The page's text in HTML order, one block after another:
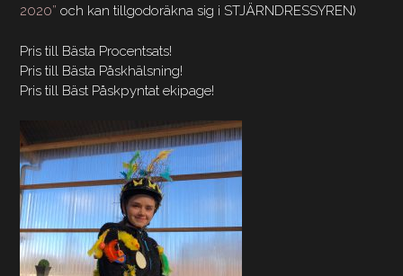
2020” och kan tillgodoräkna sig i STJÄRNDRESSYREN)
Pris till Bästa Procentsats!
Pris till Bästa Påskhälsning!
Pris till Bäst Påskpyntat ekipage!